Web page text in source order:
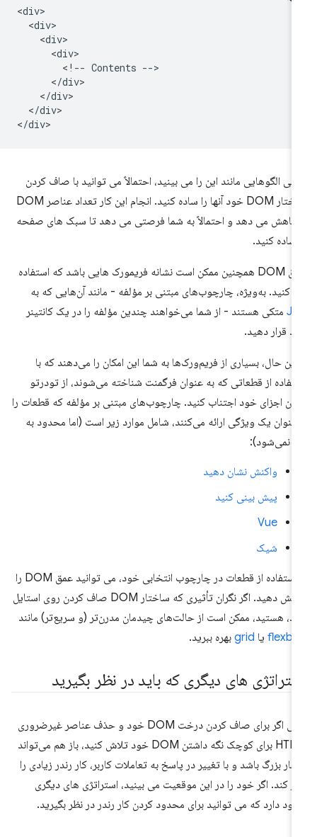
<div>
  <div>
    <div>
      <div>
        <!-- Contents -->
      </div>
    </div>
  </div>
الگوهایی مانند این را می بینید، احتمالاً می توانید با صاف کردن
ساختار DOM خود آنها را ساده کنید. انجام این کار تعداد عناصر DOM
کاهش می دهد و احتمالاً به شما فرصتی می دهد تا سبک های صفحه
ساده کنید.
عمق DOM همچنین ممکن است نشانه فریمورک هایی باشد که استفاده
کنید. به‌ویژه، چارچوب‌های مبتنی بر مؤلفه - مانند آن‌هایی که به
متکی هستند - از شما می‌خواهند چندین مؤلفه را در یک کانتینر
قرار دهید.
این حال، بسیاری از فریم‌ورک‌ها به شما این امکان را می‌دهند که با
از قطعاتی که به عنوان فرگمنت شناخته می‌شوند، از تودرتو
اجزای خود اجتناب کنید. چارچوب‌های مبتنی بر مؤلفه که قطعات را
یک ویژگی ارائه می‌کنند، شامل موارد زیر است (اما محدود به
نمی‌شود):
واکنش نشان دهید
پیش بینی کنید
Vue
شیک
با استفاده از قطعات در چارچوب انتخابی خود، می توانید عمق DOM را
کاهش دهید. اگر نگران تأثیری که ساختار DOM صاف کردن روی استایل
هستید، ممکن است از حالت‌های چیدمان مدرن‌تر (و سریع‌تر) مانند
یاgridبهره ببرید.
های دیگری که باید در نظر بگیرید
حتی اگر برای صاف کردن درخت DOM خود و حذف عناصر غیرضروری
HTML برای کوچک نگه داشتن DOM خود تلاش کنید، باز هم می‌تواند
بزرگ باشد و با تغییر در پاسخ به تعاملات کاربر، کار رندر زیادی را
کند. اگر خود را در این موقعیت می بینید، استراتژی های دیگری
دارد که می توانید برای محدود کردن کار رندر در نظر بگیرید.